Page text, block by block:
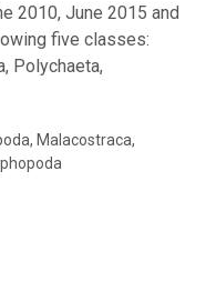
2010, June 2015 and
five classes:
Polychaeta,
Malacostraca,